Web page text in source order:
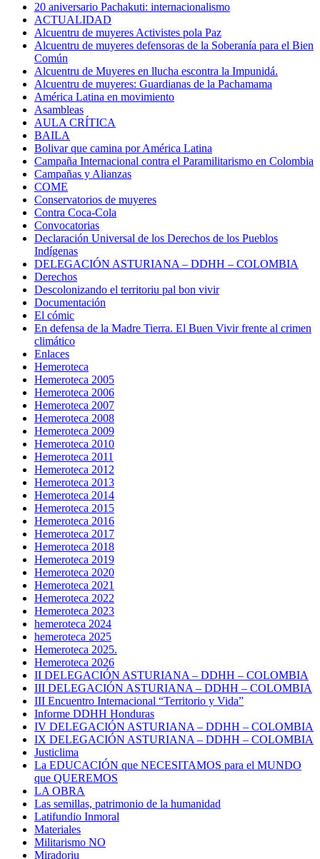
20 aniversario Pachakuti: internacionalismo
ACTUALIDAD
Alcuentru de muyeres Activistes pola Paz
Alcuentru de muyeres defensoras de la Soberanía para el Bien
Común
Alcuentru de Muyeres en llucha escontra la Impunidá.
Alcuentru de muyeres: Guardianas de la Pachamama
América Latina en movimiento
Asambleas
AULA CRÍTICA
BAILA
Bolivar que camina por América Latina
Campaña Internacional contra el Paramilitarismo en Colombia
Campañas y Alianzas
COME
Conservatorios de muyeres
Contra Coca-Cola
Convocatorias
Declaración Universal de los Derechos de los Pueblos
Indígenas
DELEGACIÓN ASTURIANA – DDHH – COLOMBIA
Derechos
Descolonizando el territoriu pal bon vivir
Documentación
El cómic
En defensa de la Madre Tierra. El Buen Vivir frente al crimen
climático
Enlaces
Hemeroteca
Hemeroteca 2005
Hemeroteca 2006
Hemeroteca 2007
Hemeroteca 2008
Hemeroteca 2009
Hemeroteca 2010
Hemeroteca 2011
Hemeroteca 2012
Hemeroteca 2013
Hemeroteca 2014
Hemeroteca 2015
Hemeroteca 2016
Hemeroteca 2017
Hemeroteca 2018
Hemeroteca 2019
Hemeroteca 2020
Hemeroteca 2021
Hemeroteca 2022
Hemeroteca 2023
hemeroteca 2024
hemeroteca 2025
Hemeroteca 2025.
Hemeroteca 2026
II DELEGACIÓN ASTURIANA – DDHH – COLOMBIA
III DELEGACIÓN ASTURIANA – DDHH – COLOMBIA
III Encuentro Internacional “Territorio y Vida”
Informe DDHH Honduras
IV DELEGACIÓN ASTURIANA – DDHH – COLOMBIA
IX DELEGACIÓN ASTURIANA – DDHH – COLOMBIA
Justiclima
La EDUCACIÓN que NECESITAMOS para el MUNDO
que QUEREMOS
LA OBRA
Las semillas, patrimonio de la humanidad
Latifundio Inmoral
Materiales
Militarismo NO
Miradoriu